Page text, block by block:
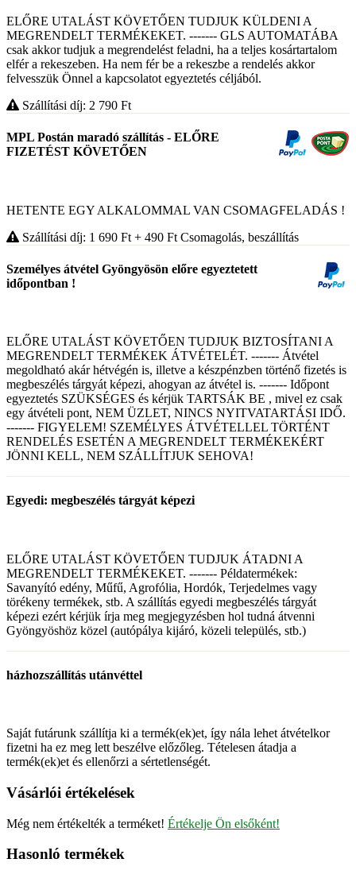
ELŐRE UTALÁST KÖVETŐEN TUDJUK KÜLDENI A
MEGRENDELT TERMÉKEKET. ------- GLS AUTOMATÁBA
csak akkor tudjuk a megrendelést feladni, ha a teljes kosártartalom
elfér a rekeszeben. Ha nem fér be a rekeszbe a rendelés akkor
felvesszük Önnel a kapcsolatot egyeztetés céljából.
Szállítási díj: 2 790 Ft
MPL Postán maradó szállítás - ELŐRE
FIZETÉST KÖVETŐEN
HETENTE EGY ALKALOMMAL VAN CSOMAGFELADÁS !
Szállítási díj: 1 690 Ft + 490 Ft Csomagolás, beszállítás
Személyes átvétel Gyöngyösön előre egyeztetett
időpontban !
ELŐRE UTALÁST KÖVETŐEN TUDJUK BIZTOSÍTANI A
MEGRENDELT TERMÉKEK ÁTVÉTELÉT. ------- Átvétel
megoldható akár hétvégén is, illetve a készpénzben történő fizetés is
megbeszélés tárgyát képezi, ahogyan az átvétel is. ------- Időpont
egyeztetés SZÜKSÉGES és kérjük TARTSÁK BE , mivel ez csak
egy átvételi pont, NEM ÜZLET, NINCS NYITVATARTÁSI IDŐ.
------- FIGYELEM! SZEMÉLYES ÁTVÉTELLEL TÖRTÉNT
RENDELÉS ESETÉN A MEGRENDELT TERMÉKEKÉRT
JÖNNI KELL, NEM SZÁLLÍTJUK SEHOVA!
Egyedi: megbeszélés tárgyát képezi
ELŐRE UTALÁST KÖVETŐEN TUDJUK ÁTADNI A
MEGRENDELT TERMÉKEKET. ------- Példatermékek:
Savanyító edény, Műfű, Agrofólia, Hordók, Terjedelmes vagy
törékeny termékek, stb. A szállítás egyedi megbeszélés tárgyát
képezi ezért kérjük írja meg megjegyzésben hol tudná átvenni
Gyöngyöshöz közel (autópálya kijáró, közeli település, stb.)
házhozszállítás utánvéttel
Saját futárunk szállítja ki a termék(ek)et, így nála lehet átvételkor
fizetni ha ez meg lett beszélve előzőleg. Tételesen átadja a
termék(ek)et és ellenőrzi a sértetlenségét.
Vásárlói értékelések
Még nem értékelték a terméket! Értékelje Ön elsőként!
Hasonló termékek